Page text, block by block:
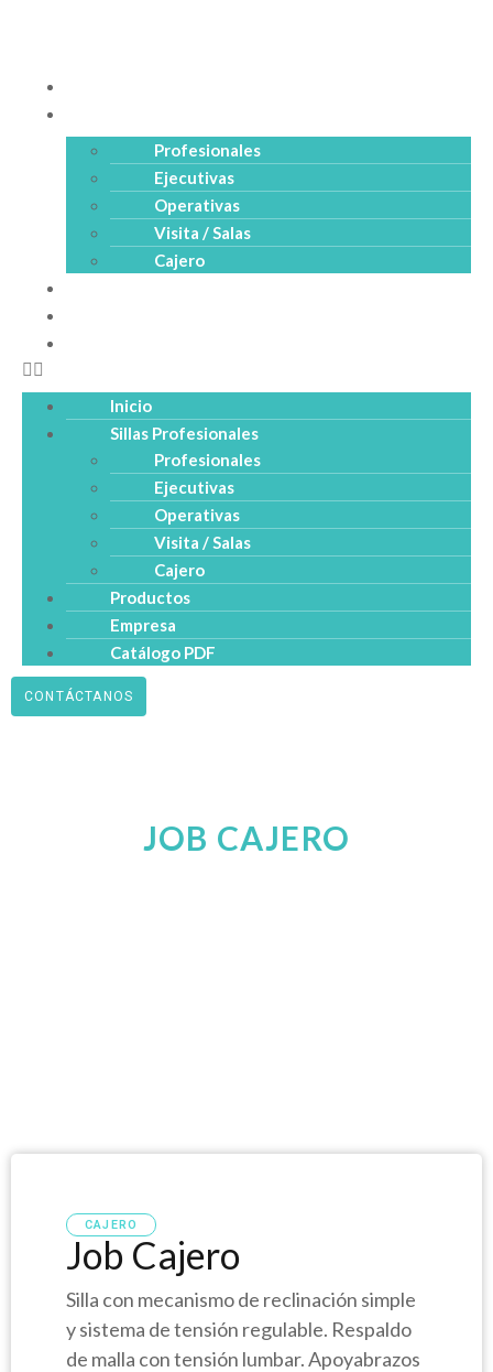
Profesionales
Ejecutivas
Operativas
Visita / Salas
Cajero
Inicio
Sillas Profesionales
Profesionales
Ejecutivas
Operativas
Visita / Salas
Cajero
Productos
Empresa
Catálogo PDF
CONTÁCTANOS
JOB CAJERO
CAJERO
Job Cajero
Silla con mecanismo de reclinación simple
y sistema de tensión regulable. Respaldo
de malla con tensión lumbar. Apoyabrazos